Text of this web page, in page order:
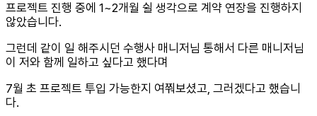
프로젝트 진행 중에 1~2개월 쉴 생각으로 계약 연장을 진행하지
않았습니다.
그런데 같이 일 해주시던 수행사 매니저님 통해서 다른 매니저님
이 저와 함께 일하고 싶다고 했다며
7월 초 프로젝트 투입 가능한지 여쭤보셨고, 그러겠다고 했습니
다.